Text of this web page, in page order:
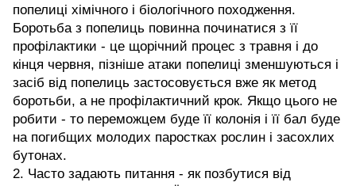
попелиці хімічного і біологічного походження.
Боротьба з попелиць повинна починатися з її
профілактики - це щорічний процес з травня і до
кінця червня, пізніше атаки попелиці зменшуються і
засіб від попелиць застосовується вже як метод
боротьби, а не профілактичний крок. Якщо цього не
робити - то переможцем буде її колонія і її бал буде
на погибщих молодих паростках рослин і засохлих
бутонах.
2. Часто задають питання - як позбутися від